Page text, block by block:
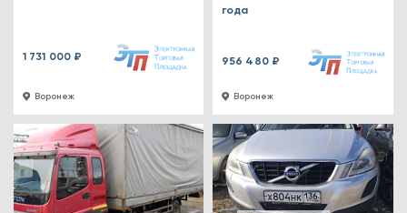
Воронеж
1 731 000 ₽
Воронеж
года
956 480 ₽